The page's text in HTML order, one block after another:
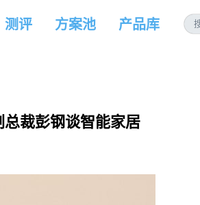
测评 方案池 产品库
裁彭钢谈智能家居